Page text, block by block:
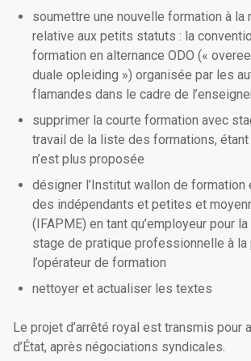
soumettre une nouvelle formation à la
relative aux petits statuts : la
formation en alternance ODO («
duale opleiding ») organisée par les
flamandes dans le cadre de
supprimer la courte formation avec
travail de la liste des formations, étant
n’est plus proposée
désigner l’Institut wallon de formation
des indépendants et petites et
(IFAPME) en tant qu’employeur pour
stage de pratique professionnelle à la
l’opérateur de formation
nettoyer et actualiser les textes
Le projet d’arrêté royal est transmis pour
d’État, après négociations syndicales.